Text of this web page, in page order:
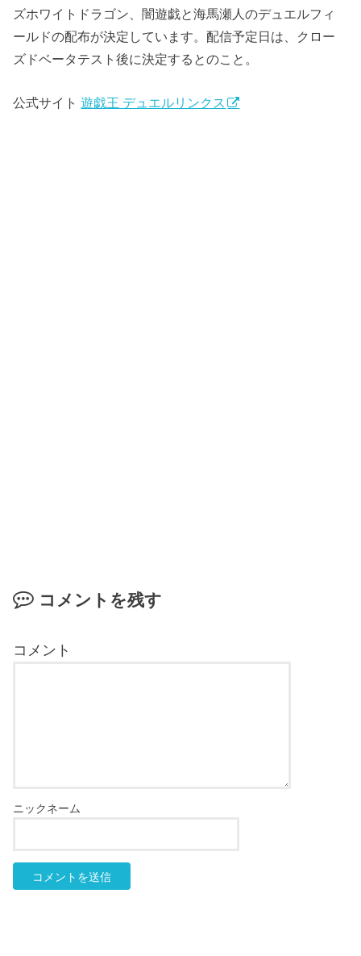
ズホワイトドラゴン、闇遊戯と海馬瀬人のデュエルフィ
ールドの配布が決定しています。配信予定日は、クロー
ズドベータテスト後に決定するとのこと。
公式サイト遊戯王 デュエルリンクス
コメントを残す